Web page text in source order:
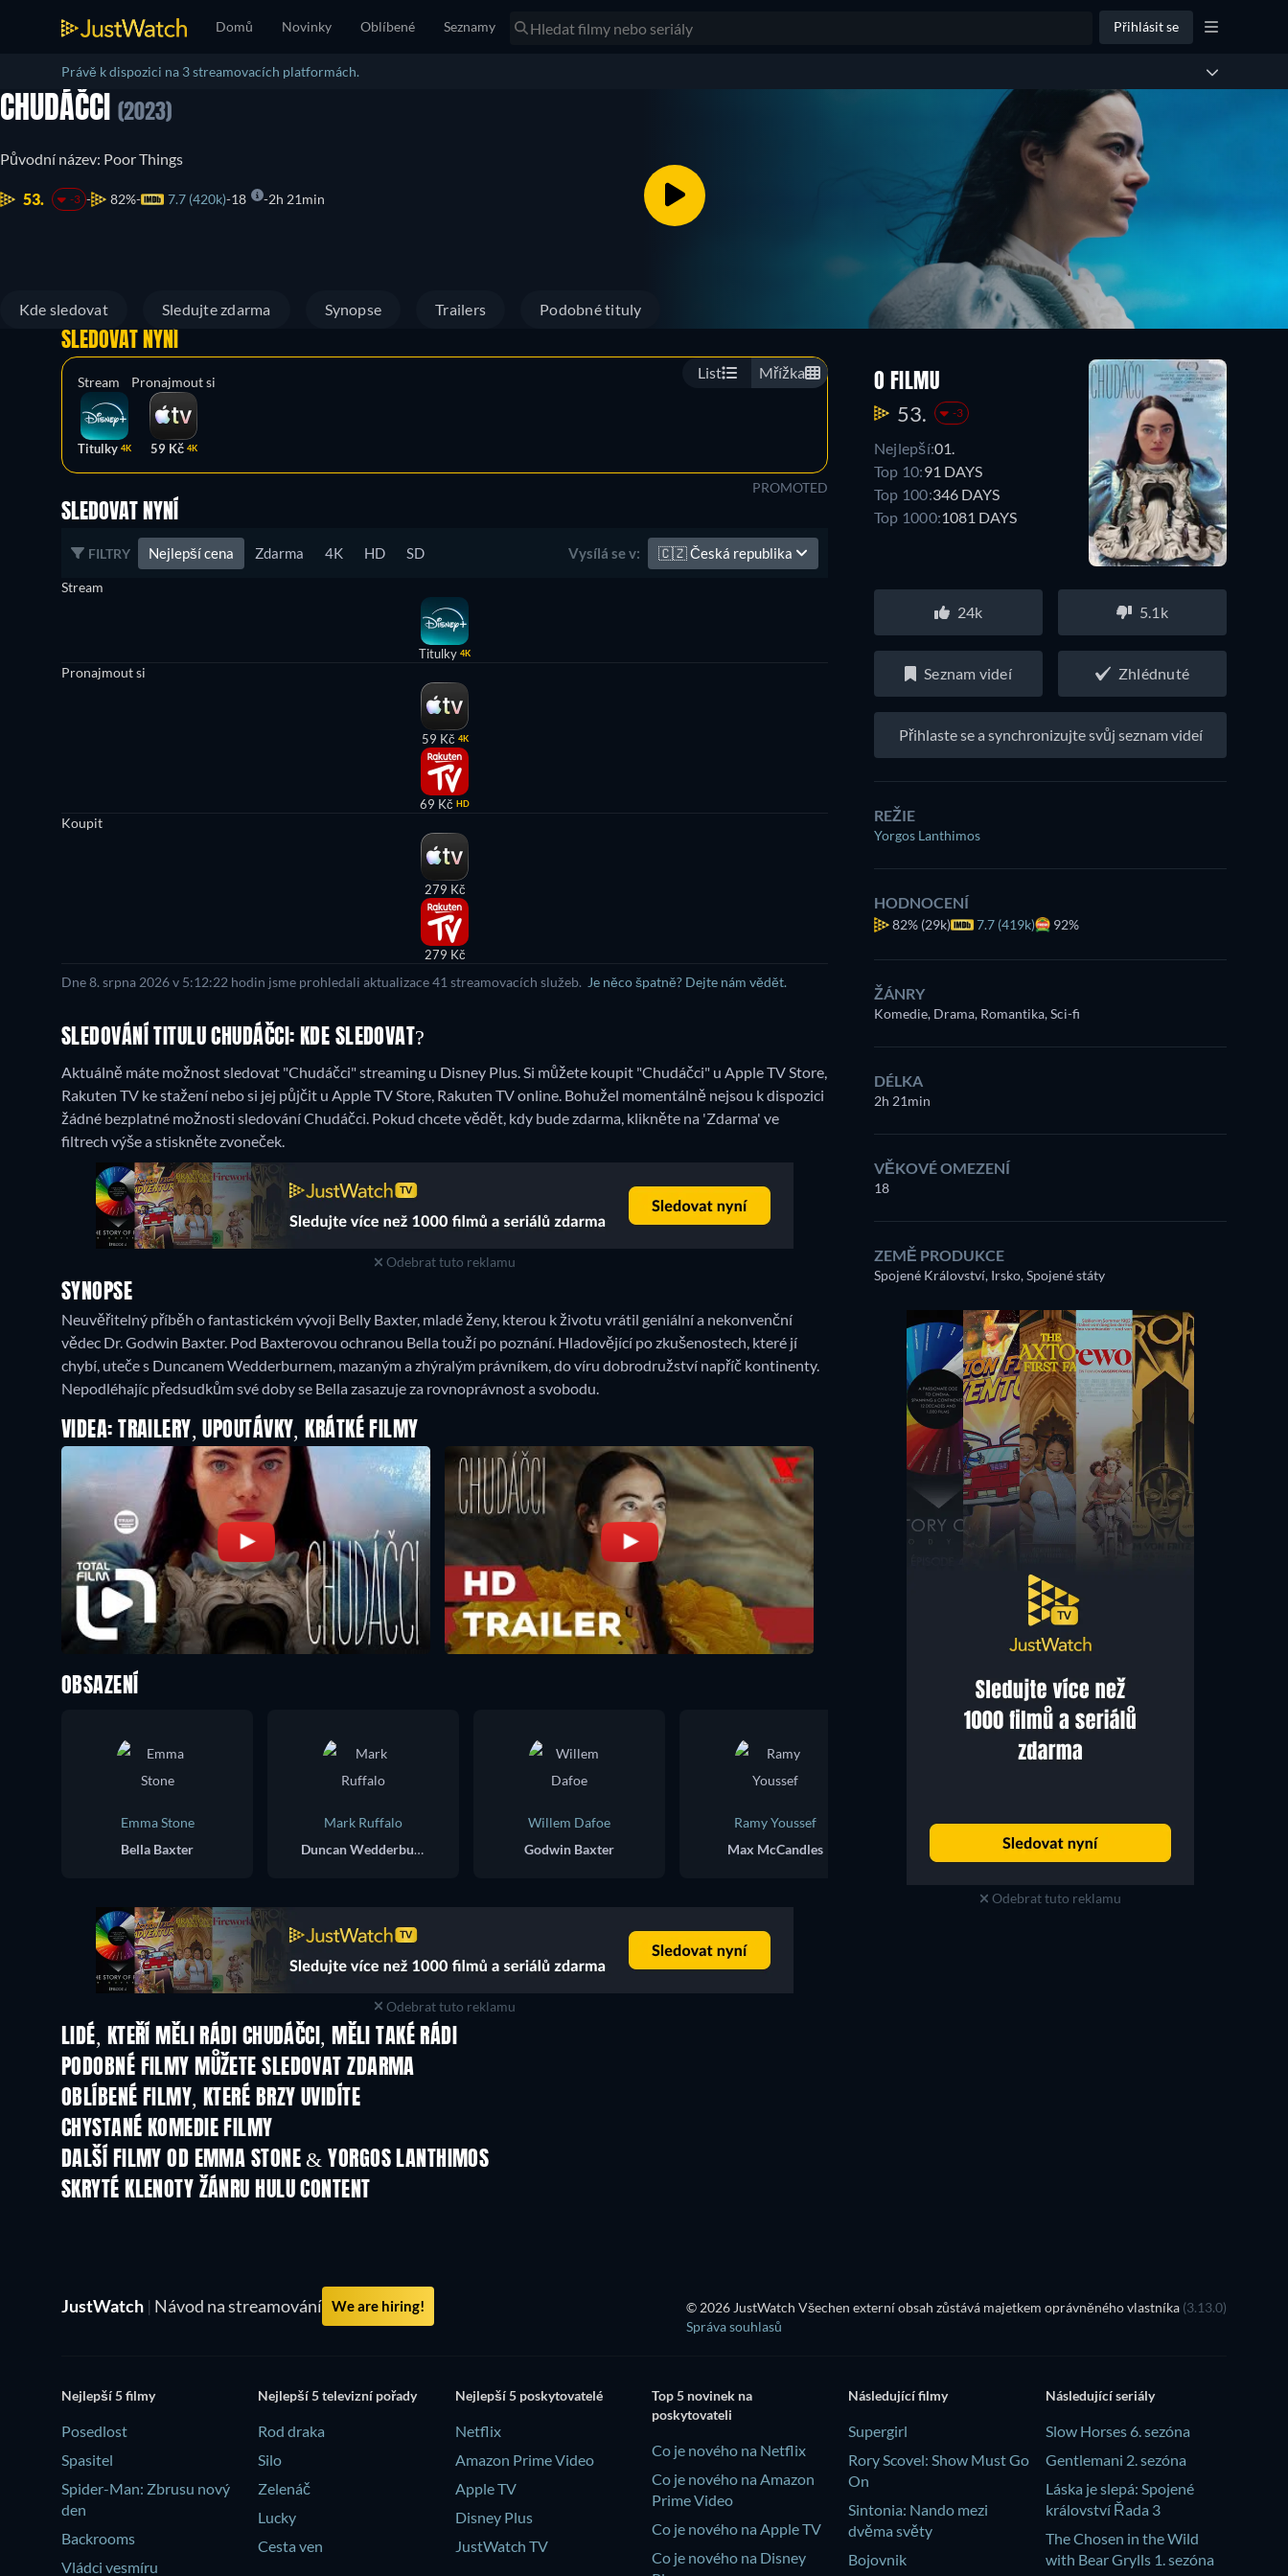
Domů Novinky Oblíbené Seznamy Přihlásit se
Právě k dispozici na 3 streamovacích platformách.
CHUDÁČCI (2023)
Původní název: Poor Things
53. -3 82% 7.7 (420k) 18 2h 21min
Kde sledovat Sledujte zdarma Synopse Trailers Podobné tituly
List Mřížka
SLEDOVAT NYNÍ
Stream
Titulky 4K
Pronajmout si
59 Kč 4K
PROMOTED
SLEDOVAT NYNÍ
FILTRY Nejlepší cena Zdarma 4K HD SD Vysílá se v: 🇨🇿Česká republika
Stream
Titulky 4K
Pronajmout si
59 Kč 4K
69 Kč HD
Koupit
279 Kč
279 Kč
Dne 8. srpna 2026 v 5:12:22 hodin jsme prohledali aktualizace 41 streamovacích služeb. Je něco špatně? Dejte nám vědět.
SLEDOVÁNÍ TITULU CHUDÁČCI: KDE SLEDOVAT?
Aktuálně máte možnost sledovat "Chudáčci" streaming u Disney Plus. Si můžete koupit "Chudáčci" u Apple TV Store,
Rakuten TV ke stažení nebo si jej půjčit u Apple TV Store, Rakuten TV online. Bohužel momentálně nejsou k dispozici
žádné bezplatné možnosti sledování Chudáčci. Pokud chcete vědět, kdy bude zdarma, klikněte na 'Zdarma' ve
filtrech výše a stiskněte zvoneček.
Odebrat tuto reklamu
SYNOPSE
Neuvěřitelný příběh o fantastickém vývoji Belly Baxter, mladé ženy, kterou k životu vrátil geniální a nekonvenční
vědec Dr. Godwin Baxter. Pod Baxterovou ochranou Bella touží po poznání. Hladovějící po zkušenostech, které jí
chybí, uteče s Duncanem Wedderburnem, mazaným a zhýralým právníkem, do víru dobrodružství napříč kontinenty.
Nepodléhajíc předsudkům své doby se Bella zasazuje za rovnoprávnost a svobodu.
VIDEA: TRAILERY, UPOUTÁVKY, KRÁTKÉ FILMY
O FILMU
53. -3
Nejlepší:01.
Top 10:91 DAYS
Top 100:346 DAYS
Top 1000:1081 DAYS
24k 5.1k
Seznam videí Zhlédnuté
Přihlaste se a synchronizujte svůj seznam videí
REŽIE
Yorgos Lanthimos
HODNOCENÍ
82% (29k) 7.7 (419k) 92%
ŽÁNRY
Komedie, Drama, Romantika, Sci-fi
DÉLKA
2h 21min
VĚKOVÉ OMEZENÍ
18
ZEMĚ PRODUKCE
Spojené Království, Irsko, Spojené státy
Odebrat tuto reklamu
OBSAZENÍ
Emma Stone
Bella Baxter
Mark Ruffalo
Duncan Wedderburn
Willem Dafoe
Godwin Baxter
Ramy Youssef
Max McCandles
Christopher Abbott
Alfie Blessington
Suzy Bemba
Odebrat tuto reklamu
LIDÉ, KTEŘÍ MĚLI RÁDI CHUDÁČCI, MĚLI TAKÉ RÁDI
PODOBNÉ FILMY MŮŽETE SLEDOVAT ZDARMA
OBLÍBENÉ FILMY, KTERÉ BRZY UVIDÍTE
CHYSTANÉ KOMEDIE FILMY
DALŠÍ FILMY OD EMMA STONE & YORGOS LANTHIMOS
SKRYTÉ KLENOTY ŽÁNRU HULU CONTENT
JustWatch | Návod na streamování We are hiring! © 2026 JustWatch Všechen externí obsah zůstává majetkem oprávněného vlastníka (3.13.0)
Správa souhlasů
Nejlepší 5 filmy
Posedlost
Spasitel
Spider-Man: Zbrusu nový
den
Backrooms
Vládci vesmíru
Nejlepší 5 televizní pořady
Rod draka
Silo
Zelenáč
Lucky
Cesta ven
Nejlepší 5 poskytovatelé
Netflix
Amazon Prime Video
Apple TV
Disney Plus
JustWatch TV
Top 5 novinek na
poskytovateli
Co je nového na Netflix
Co je nového na Amazon
Prime Video
Co je nového na Apple TV
Co je nového na Disney
Následující filmy
Supergirl
Rory Scovel: Show Must Go
On
Sintonia: Nando mezi
dvěma světy
Bojovnik
Následující seriály
Slow Horses 6. sezóna
Gentlemani 2. sezóna
Láska je slepá: Spojené
království Řada 3
The Chosen in the Wild
with Bear Grylls 1. sezóna